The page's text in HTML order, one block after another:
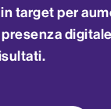
target per